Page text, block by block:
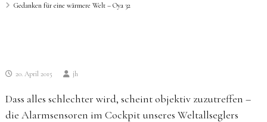
Gedanken für eine wärmere Welt – Oya 32
20. April 2015 jh
Dass alles schlechter wird, scheint objektiv zuzutreffen –
die Alarmsensoren im Cockpit unseres Weltallseglers